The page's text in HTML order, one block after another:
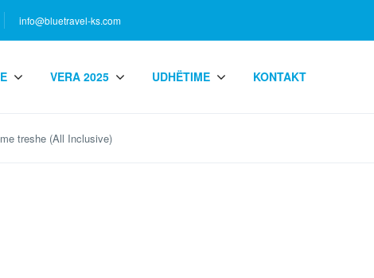
info@bluetravel-ks.com
VERA 2025 UDHËTIME KONTAKT
treshe (All Inclusive)